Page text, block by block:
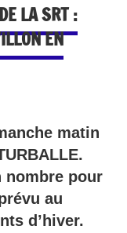
LA SRT :
EN
matin
nombre pour
au
d’hiver.